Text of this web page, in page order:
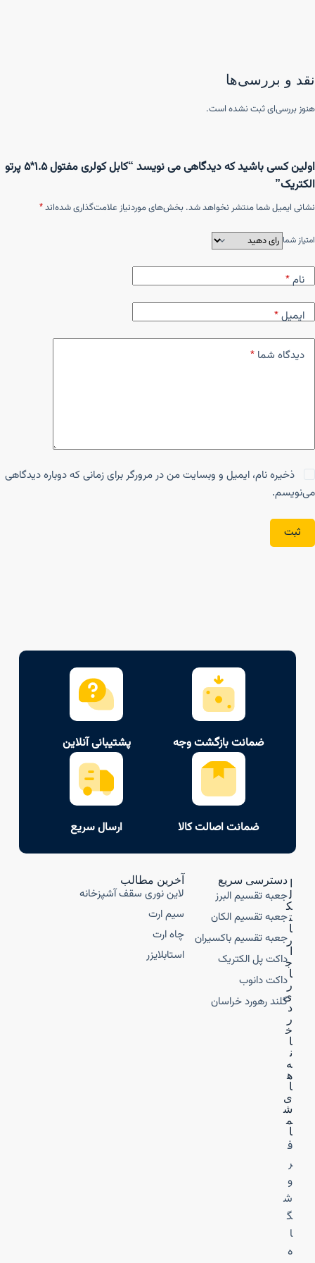
نقد و بررسی‌ها
هنوز بررسی‌ای ثبت نشده است.
اولین کسی باشید که دیدگاهی می نویسد “کابل کولری مفتول ۱.۵*۵ پرتو
الکتریک”
نشانی ایمیل شما منتشر نخواهد شد. بخش‌های موردنیاز علامت‌گذاری شده‌اند*
امتیاز شما
نام*
ایمیل*
دیدگاه شما *
ذخیره نام، ایمیل و وبسایت من در مرورگر برای زمانی که دوباره دیدگاهی
می‌نویسم.
ثبت
ضمانت بازگشت وجه پشتیبانی آنلاین
ضمانت اصالت کالا ارسال سریع
ل
ک
ت
ا
ر
ج
ا
ر
ی
د
ر
خ
ا
ن
ه‌
ه
ا
ی
ش
م
ا
ف
ر
و
ش
گ
ا
ه
دسترسی سریع
جعبه تقسیم البرز
جعبه تقسیم الکان
جعبه تقسیم باکسیران
داکت پل الکتریک
داکت دانوب
گلند رهورد خراسان
آخرین مطالب
لاین نوری سقف آشپزخانه
سیم ارت
چاه ارت
استابلایزر